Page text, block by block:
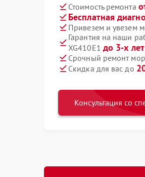
Стоимость ремонта
Бесплатная
Привезем и увезем
Гарантия на наши
XG410E1 до 3-х лет
Срочный ремонт
Скидка для вас до
Консультация со